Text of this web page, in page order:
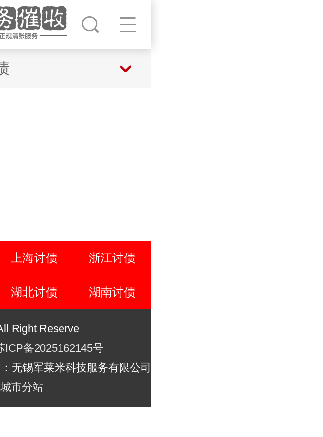
上海讨债 浙江讨债
湖北讨债 湖南讨债
Right Reserve
ICP备2025162145号
无锡军莱米科技服务有限公司
城市分站